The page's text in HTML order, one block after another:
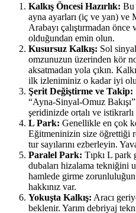
Kalkış Öncesi Hazırlık: Bu
ayna ayarları (iç ve yan)
Arabayı çalıştırmadan
olduğundan emin olun.
Kusursuz Kalkış: Sol
omzunuzun üzerinden kör
aksatmadan yola çıkın.
ilk izleniminiz o kadar iyi
Şerit Değiştirme ve Takip:
“Ayna-Sinyal-Omuz
şeridinizde ortalı ve
L Park: Genellikle en çok
Eğitmeninizin size öğrettiği
tur sayılarını ezberleyin.
Paralel Park: Tıpkı L
dubaları hizalama tekniğini
hamlede girme
hakkınız var.
Yokuşta Kalkış: Aracı
beklenir. Yarım debriyaj